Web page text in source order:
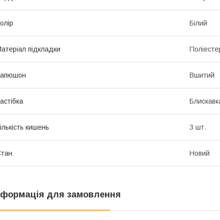
Білий
підкладки
Вшитий
кишень 3 шт.
Новий
для замовлення